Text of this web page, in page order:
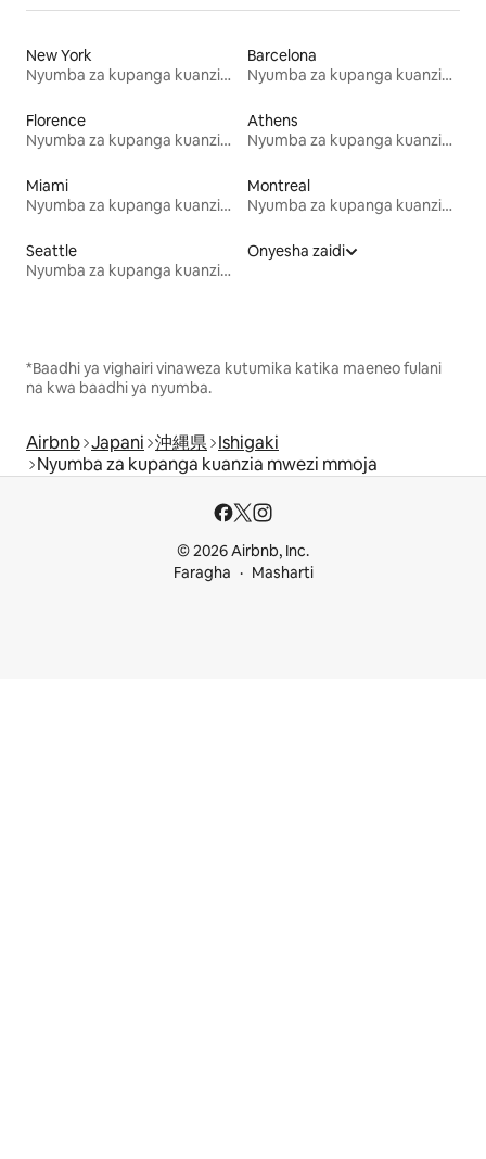
New York
Nyumba za kupanga kuanzia mwezi mmoja
Barcelona
Nyumba za kupanga kuanzia mwezi mmoja
Florence
Nyumba za kupanga kuanzia mwezi mmoja
Athens
Nyumba za kupanga kuanzia mwezi mmoja
Miami
Nyumba za kupanga kuanzia mwezi mmoja
Montreal
Nyumba za kupanga kuanzia mwezi mmoja
Seattle
Nyumba za kupanga kuanzia mwezi mmoja
Onyesha zaidi
*Baadhi ya vighairi vinaweza kutumika katika maeneo fulani
na kwa baadhi ya nyumba.
Airbnb Japani 沖縄県 Ishigaki
Nyumba za kupanga kuanzia mwezi mmoja
© 2026 Airbnb, Inc.
Faragha
Masharti